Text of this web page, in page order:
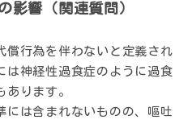
影響（関連質問）
償行為を伴わないと定義され
は神経性過食症のように過食
ります。
には含まれないものの、嘔吐